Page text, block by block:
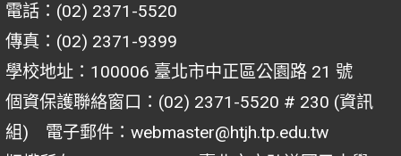
電話：(02) 2371-5520
傳真：(02) 2371-9399
學校地址：100006 臺北市中正區公園路 21 號
個資保護聯絡窗口：(02) 2371-5520 # 230 (資訊
組) 電子郵件：webmaster@htjh.tp.edu.tw